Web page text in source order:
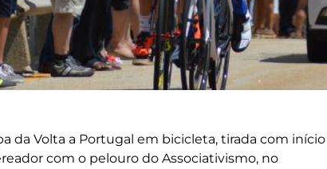
da Volta a Portugal em bicicleta, tirada com início
com o pelouro do Associativismo, no